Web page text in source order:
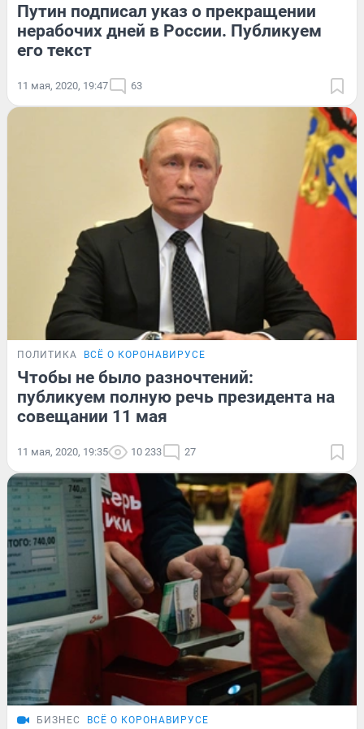
Путин подписал указ о прекращении
нерабочих дней в России. Публикуем
его текст
11 мая, 2020, 19:47 63
ПОЛИТИКА ВСЁ О КОРОНАВИРУСЕ
Чтобы не было разночтений:
публикуем полную речь президента на
совещании 11 мая
11 мая, 2020, 19:35 10 233 27
БИЗНЕС ВСЁ О КОРОНАВИРУСЕ